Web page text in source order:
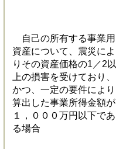
自己の所有する事業用
資産について、震災によ
りその資産価格の1／2以
上の損害を受けており、
かつ、一定の要件により
算出した事業所得金額が
１，０００万円以下であ
る場合